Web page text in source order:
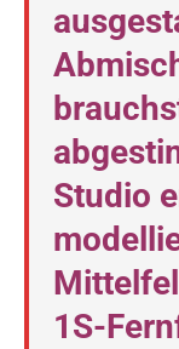
Studio
1S-